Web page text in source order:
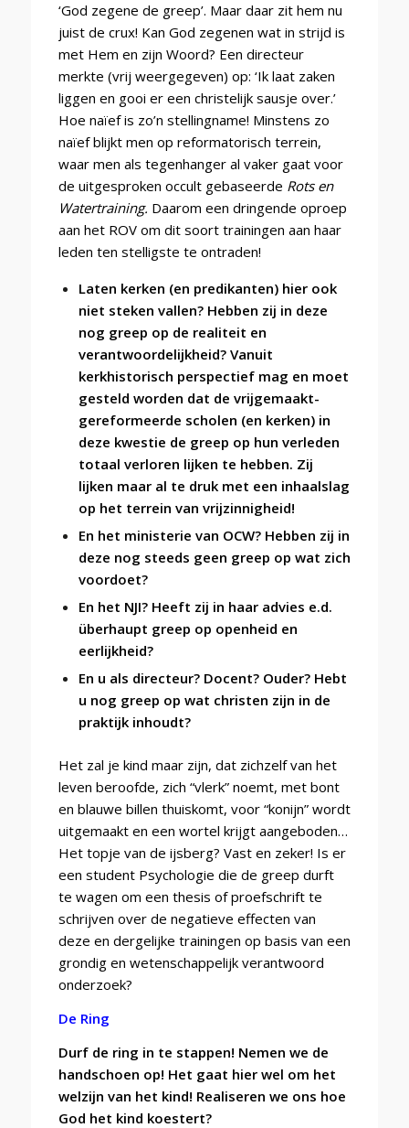
‘God zegene de greep’. Maar daar zit hem nu
juist de crux! Kan God zegenen wat in strijd is
met Hem en zijn Woord? Een directeur
merkte (vrij weergegeven) op: ‘Ik laat zaken
liggen en gooi er een christelijk sausje over.’
Hoe naïef is zo’n stellingname! Minstens zo
naïef blijkt men op reformatorisch terrein,
waar men als tegenhanger al vaker gaat voor
de uitgesproken occult gebaseerde Rots en
Watertraining. Daarom een dringende oproep
aan het ROV om dit soort trainingen aan haar
leden ten stelligste te ontraden!
Laten kerken (en predikanten) hier ook
niet steken vallen? Hebben zij in deze
nog greep op de realiteit en
verantwoordelijkheid? Vanuit
kerkhistorisch perspectief mag en moet
gesteld worden dat de vrijgemaakt-
gereformeerde scholen (en kerken) in
deze kwestie de greep op hun verleden
totaal verloren lijken te hebben. Zij
lijken maar al te druk met een inhaalslag
op het terrein van vrijzinnigheid!
En het ministerie van OCW? Hebben zij in
deze nog steeds geen greep op wat zich
voordoet?
En het NJI? Heeft zij in haar advies e.d.
überhaupt greep op openheid en
eerlijkheid?
En u als directeur? Docent? Ouder? Hebt
u nog greep op wat christen zijn in de
praktijk inhoudt?
Het zal je kind maar zijn, dat zichzelf van het
leven beroofde, zich “vlerk” noemt, met bont
en blauwe billen thuiskomt, voor “konijn” wordt
uitgemaakt en een wortel krijgt aangeboden…
Het topje van de ijsberg? Vast en zeker! Is er
een student Psychologie die de greep durft
te wagen om een thesis of proefschrift te
schrijven over de negatieve effecten van
deze en dergelijke trainingen op basis van een
grondig en wetenschappelijk verantwoord
onderzoek?
De Ring
Durf de ring in te stappen! Nemen we de
handschoen op! Het gaat hier wel om het
welzijn van het kind! Realiseren we ons hoe
God het kind koestert?